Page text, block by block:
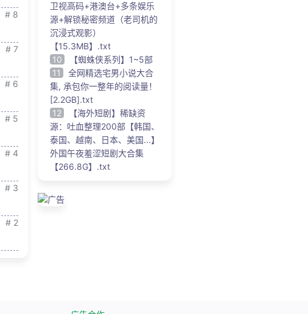
# 8
# 7
# 6
# 5
# 4
# 3
# 2
卫视高码+港澳台+多条娱乐
源+解锁秘密频道（老司机的
沉浸式观影）
【15.3MB】.txt
10
【蜘蛛侠系列】1~5部
11
全网精选宅男小说大合
集, 承包你一整年的阅读量！
[2.2GB].txt
12
【海外短剧】稀缺资
源：吐血整理200部【韩国、
泰国、越南、日本、美国...】
外国午夜羞涩短剧大合集
【266.8G】.txt